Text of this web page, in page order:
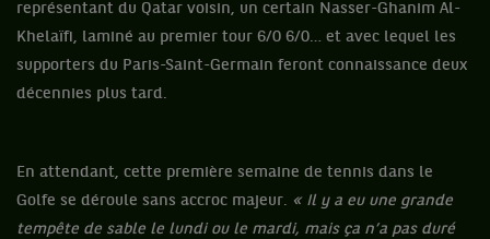
représentant du Qatar voisin, un certain Nasser-Ghanim Al-
Khelaïfi, laminé au premier tour 6/0 6/0… et avec lequel les
supporters du Paris-Saint-Germain feront connaissance deux
décennies plus tard.
En attendant, cette première semaine de tennis dans le
Golfe se déroule sans accroc majeur. « Il y a eu une grande
tempête de sable le lundi ou le mardi, mais ça n’a pas duré